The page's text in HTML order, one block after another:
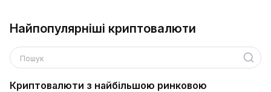
Найпопулярніші криптовалюти
Пошук
Криптовалюти з найбільшою ринковою